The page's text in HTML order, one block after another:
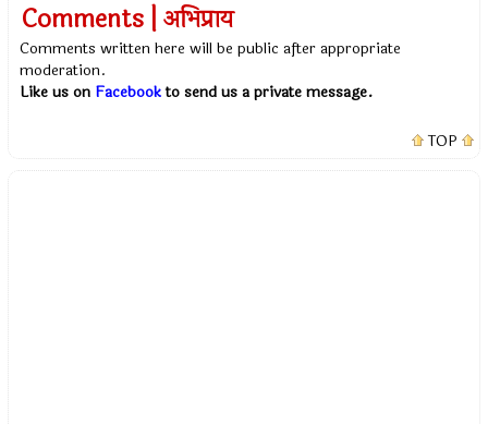
Comments | अभिप्राय
Comments written here will be public after appropriate
moderation.
Like us on Facebookto send us a private message.
TOP